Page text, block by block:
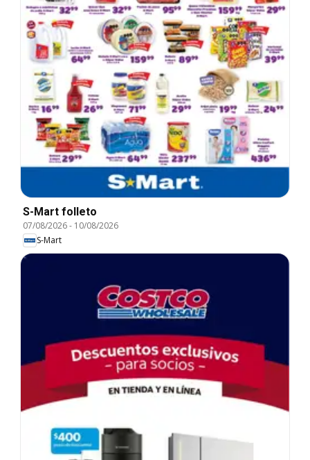
S-Mart folleto
07/08/2026- 10/08/2026
S-Mart